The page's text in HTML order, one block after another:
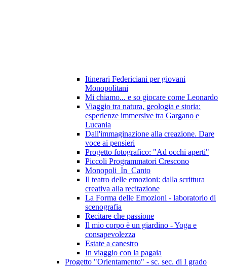
Itinerari Federiciani per giovani
Monopolitani
Mi chiamo... e so giocare come Leonardo
Viaggio tra natura, geologia e storia:
esperienze immersive tra Gargano e
Lucania
Dall'immaginazione alla creazione. Dare
voce ai pensieri
Progetto fotografico: "Ad occhi aperti"
Piccoli Programmatori Crescono
Monopoli_In_Canto
Il teatro delle emozioni: dalla scrittura
creativa alla recitazione
La Forma delle Emozioni - laboratorio di
scenografia
Recitare che passione
Il mio corpo è un giardino - Yoga e
consapevolezza
Estate a canestro
In viaggio con la pagaia
Progetto "Orientamento" - sc. sec. di I grado